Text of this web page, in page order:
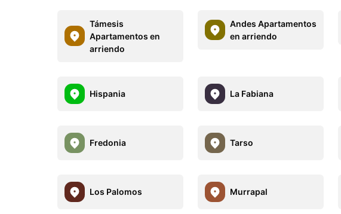
Támesis
Apartamentos en
arriendo
Andes Apartamentos
en arriendo
Hispania La Fabiana
Fredonia Tarso
Los Palomos Murrapal